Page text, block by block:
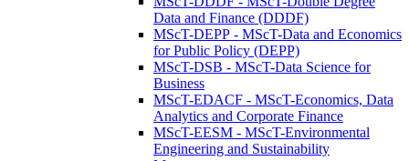
Data and Finance (DDDF)
MScT-DEPP - MScT-Data and Economics
for Public Policy (DEPP)
MScT-DSB - MScT-Data Science for
Business
MScT-EDACF - MScT-Economics, Data
Analytics and Corporate Finance
MScT-EESM - MScT-Environmental
Engineering and Sustainability